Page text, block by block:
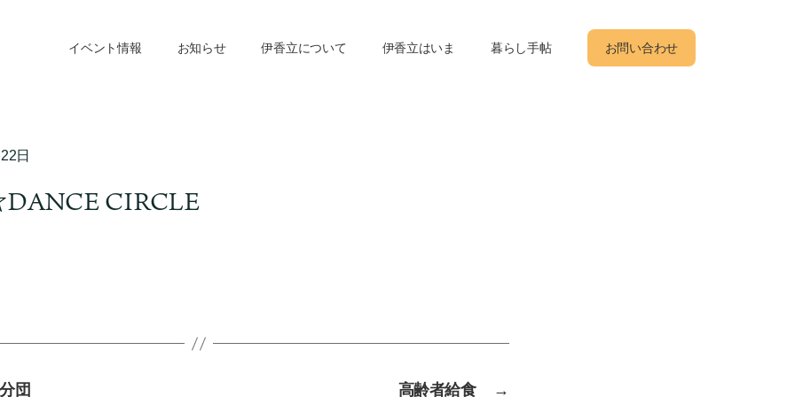
イベント情報 お知らせ 伊香立について 伊香立はいま 暮らし手帖 お問い合わせ
日
CIRCLE
団 →
高齢者給食